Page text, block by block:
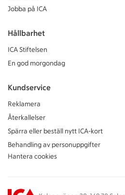
Jobba på ICA
Hållbarhet
ICA Stiftelsen
En god morgondag
Kundservice
Reklamera
Återkallelser
Spärra eller beställ nytt ICA-kort
Behandling av personuppgifter
Hantera cookies